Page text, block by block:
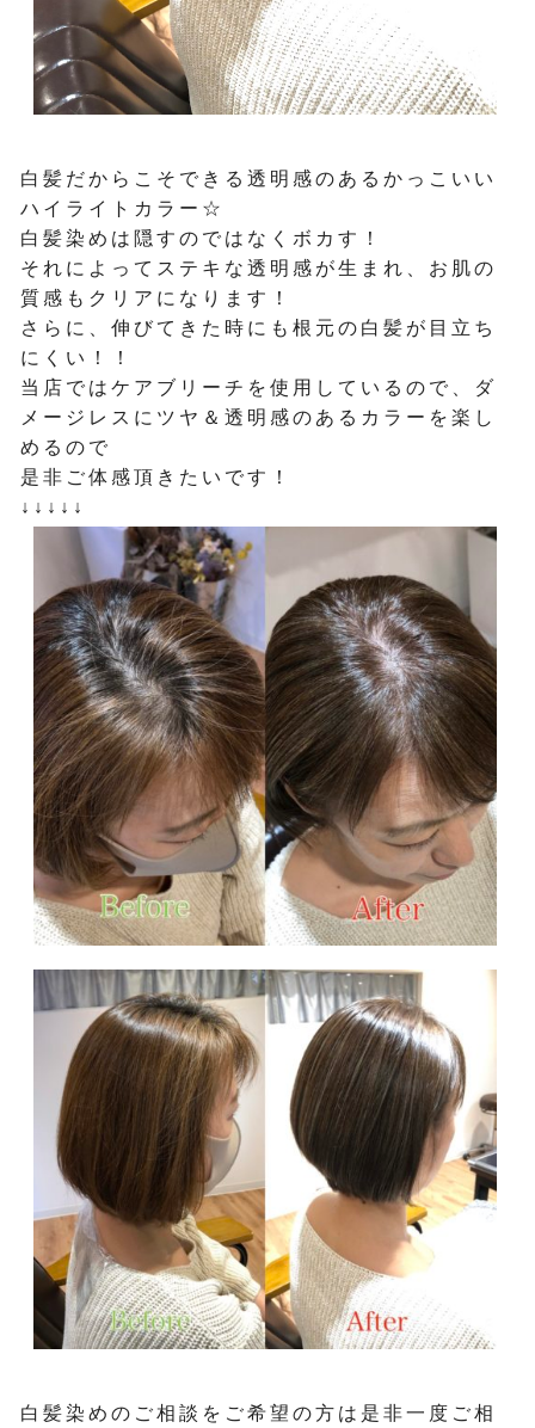
白髪だからこそできる透明感のあるかっこいい
ハイライトカラー☆
白髪染めは隠すのではなくボカす！
それによってステキな透明感が生まれ、お肌の
質感もクリアになります！
さらに、伸びてきた時にも根元の白髪が目立ち
にくい！！
当店ではケアブリーチを使用しているので、ダ
メージレスにツヤ＆透明感のあるカラーを楽し
めるので
是非ご体感頂きたいです！
↓↓↓↓↓
白髪染めのご相談をご希望の方は是非一度ご相